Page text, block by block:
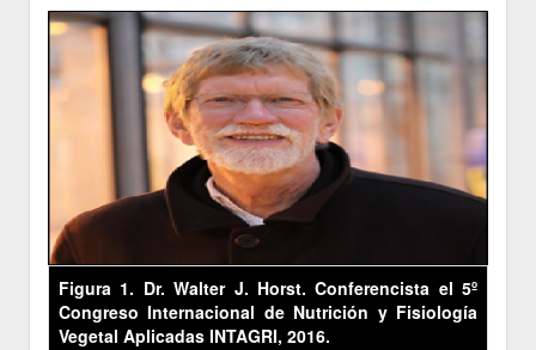
Figura 1. Dr. Walter J. Horst. Conferencista el 5º
Congreso Internacional de Nutrición y Fisiología
Vegetal Aplicadas INTAGRI, 2016.